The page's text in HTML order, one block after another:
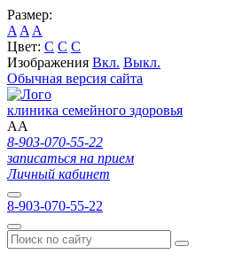
Размер:
A A A
Цвет: C C C
Изображения Вкл. Выкл.
Обычная версия сайта
клиника семейного здоровья
AA
8-903-070-55-22
записаться на прием
Личный кабинет
8-903-070-55-22